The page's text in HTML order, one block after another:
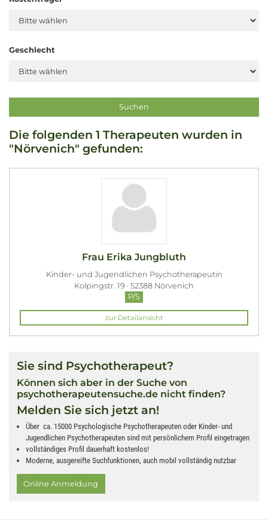
Geschlecht
Die folgenden 1 Therapeuten wurden in
"Nörvenich" gefunden:
Frau Erika Jungbluth
Kinder- und Jugendlichen Psychotherapeutin
Kolpingstr. 19 · 52388 Nörvenich
P/S
zur Detailansicht
Sie sind Psychotherapeut?
Können sich aber in der Suche von
psychotherapeutensuche.de nicht finden?
Melden Sie sich jetzt an!
Über ca. 15000 Psychologische Psychotherapeuten oder Kinder- und
Jugendlichen Psychotherapeuten sind mit persönlichem Profil eingetragen
vollständiges Profil dauerhaft kostenlos!
Moderne, ausgereifte Suchfunktionen, auch mobil vollständig nutzbar
Online Anmeldung